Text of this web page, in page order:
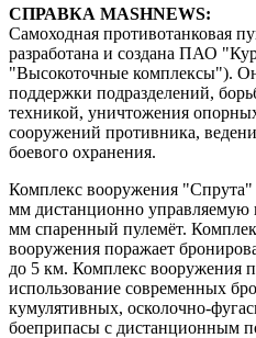
СПРАВКА MASHNEWS:
Самоходная
разработана и создана ПАО
"Высокоточные комплексы").
поддержки подразделений,
техникой, уничтожения
сооружений противника,
боевого охранения.
Комплекс вооружения
мм дистанционно управляемую
мм спаренный пулемёт.
вооружения поражает
до 5 км. Комплекс вооружения
использование современных
кумулятивных, осколочно-
боеприпасы с дистанционным